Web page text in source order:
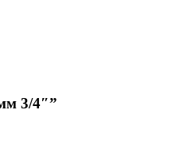
3/4″”